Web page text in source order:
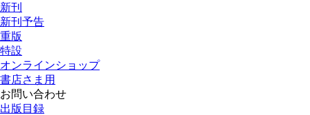
新刊
新刊予告
重版
特設
オンラインショップ
書店さま用
お問い合わせ
出版目録